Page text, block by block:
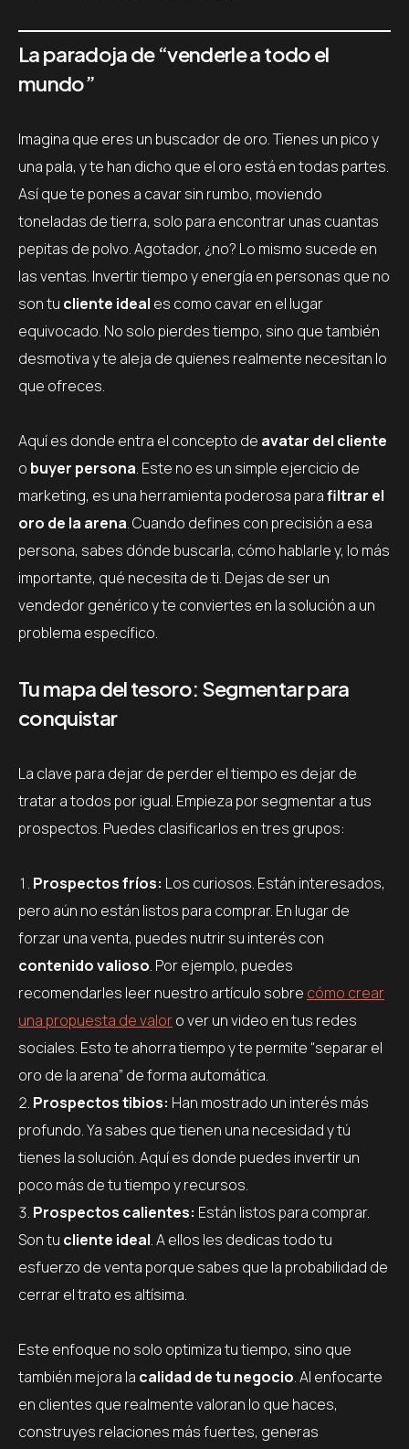
La paradoja de “venderle a todo el
mundo”
Imagina que eres un buscador de oro. Tienes un pico y
una pala, y te han dicho que el oro está en todas partes.
Así que te pones a cavar sin rumbo, moviendo
toneladas de tierra, solo para encontrar unas cuantas
pepitas de polvo. Agotador, ¿no? Lo mismo sucede en
las ventas. Invertir tiempo y energía en personas que no
son tu cliente ideal es como cavar en el lugar
equivocado. No solo pierdes tiempo, sino que también
desmotiva y te aleja de quienes realmente necesitan lo
que ofreces.
Aquí es donde entra el concepto de avatar del cliente
o buyer persona. Este no es un simple ejercicio de
marketing, es una herramienta poderosa parafiltrar el
oro de la arena. Cuando defines con precisión a esa
persona, sabes dónde buscarla, cómo hablarle y, lo más
importante, qué necesita de ti. Dejas de ser un
vendedor genérico y te conviertes en la solución a un
problema específico.
Tu mapa del tesoro: Segmentar para
conquistar
La clave para dejar de perder el tiempo es dejar de
tratar a todos por igual. Empieza por segmentar a tus
prospectos. Puedes clasificarlos en tres grupos:
Prospectos fríos: Los curiosos. Están interesados,
pero aún no están listos para comprar. En lugar de
forzar una venta, puedes nutrir su interés con
contenido valioso. Por ejemplo, puedes
recomendarles leer nuestro artículo sobre cómo crear
una propuesta de valoro ver un video en tus redes
sociales. Esto te ahorra tiempo y te permite “separar el
oro de la arena” de forma automática.
Prospectos tibios: Han mostrado un interés más
profundo. Ya sabes que tienen una necesidad y tú
tienes la solución. Aquí es donde puedes invertir un
poco más de tu tiempo y recursos.
Prospectos calientes: Están listos para comprar.
Son tu cliente ideal. A ellos les dedicas todo tu
esfuerzo de venta porque sabes que la probabilidad de
cerrar el trato es altísima.
Este enfoque no solo optimiza tu tiempo, sino que
también mejora la calidad de tu negocio. Al enfocarte
en clientes que realmente valoran lo que haces,
construyes relaciones más fuertes, generas